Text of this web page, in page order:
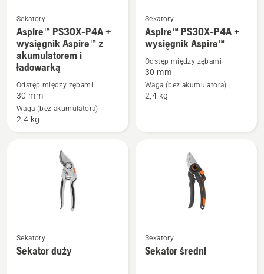
Zobacz
więcej
szczegółów
Aspire™
PS30X-
P4A
akumulatorem
Sekatory
Aspire™ PS30X-P4A +
wysięgnik Aspire™ z
akumulatorem i
ładowarką
Odstęp między zębami
30 mm
Waga (bez akumulatora)
2,4 kg
Zobacz
więcej
szczegółów
Aspire™
PS30X-
Sekatory
Aspire™ PS30X-P4A +
wysięgnik Aspire™
Odstęp między zębami
30 mm
Waga (bez akumulatora)
2,4 kg
więcej
Sekatory
Sekator duży
więcej
Sekatory
Sekator średni